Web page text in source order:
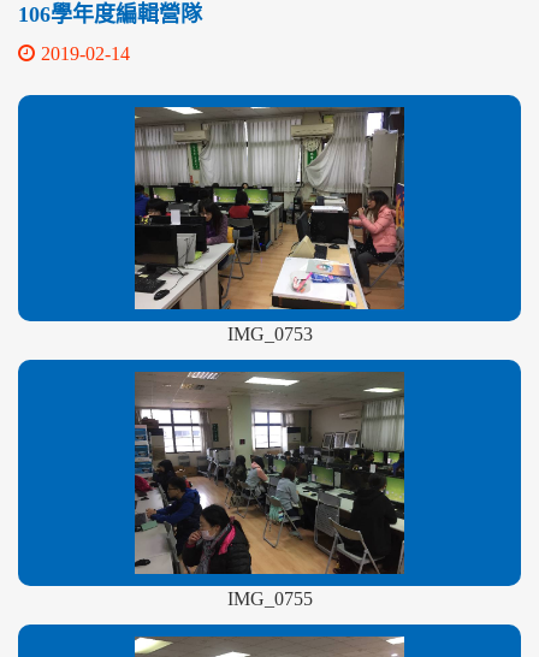
106學年度編輯營隊
2019-02-14
IMG_0753
IMG_0755